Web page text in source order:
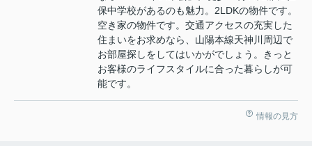
保中学校があるのも魅力。2LDKの物件です。
空き家の物件です。交通アクセスの充実した
住まいをお求めなら、山陽本線天神川周辺で
お部屋探しをしてはいかがでしょう。きっと
お客様のライフスタイルに合った暮らしが可
能です。
情報の見方